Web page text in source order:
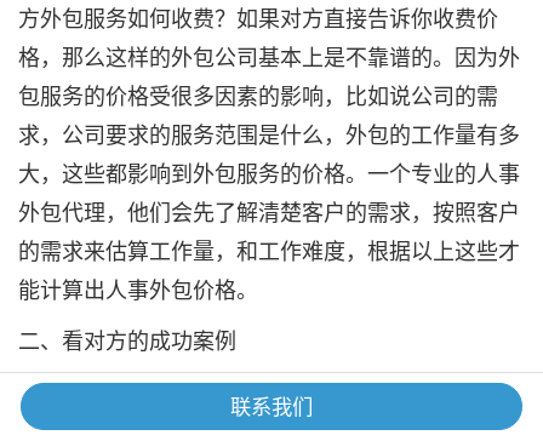
方外包服务如何收费？如果对方直接告诉你收费价
格，那么这样的外包公司基本上是不靠谱的。因为外
包服务的价格受很多因素的影响，比如说公司的需
求，公司要求的服务范围是什么，外包的工作量有多
大，这些都影响到外包服务的价格。一个专业的人事
外包代理，他们会先了解清楚客户的需求，按照客户
的需求来估算工作量，和工作难度，根据以上这些才
能计算出人事外包价格。
二、看对方的成功案例
企业在寻找人事外包代理时，可以通过他们的成功案
例来判断他们是否靠谱。有些人是外包公司，为了取
联系我们